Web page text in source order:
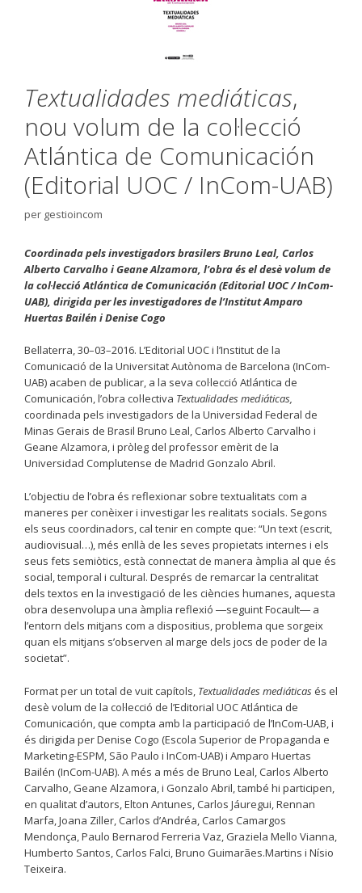
Textualidades mediáticas,
nou volum de la col·lecció
Atlántica de Comunicación
(Editorial UOC / InCom-UAB)
per gestioincom
Coordinada pels investigadors brasilers Bruno Leal, Carlos
Alberto Carvalho i Geane Alzamora, l’obra és el desè volum de
la col·lecció Atlántica de Comunicación (Editorial UOC / InCom-
UAB), dirigida per les investigadores de l’Institut Amparo
Huertas Bailén i Denise Cogo
Bellaterra, 30–03–2016. L’Editorial UOC i l’Institut de la
Comunicació de la Universitat Autònoma de Barcelona (InCom-
UAB) acaben de publicar, a la seva col·lecció Atlántica de
Comunicación, l’obra col·lectiva Textualidades mediáticas,
coordinada pels investigadors de la Universidad Federal de
Minas Gerais de Brasil Bruno Leal, Carlos Alberto Carvalho i
Geane Alzamora, i pròleg del professor emèrit de la
Universidad Complutense de Madrid Gonzalo Abril.
L’objectiu de l’obra és reflexionar sobre textualitats com a
maneres per conèixer i investigar les realitats socials. Segons
els seus coordinadors, cal tenir en compte que: “Un text (escrit,
audiovisual…), més enllà de les seves propietats internes i els
seus fets semiòtics, està connectat de manera àmplia al que és
social, temporal i cultural. Després de remarcar la centralitat
dels textos en la investigació de les ciències humanes, aquesta
obra desenvolupa una àmplia reflexió ―seguint Focault― a
l’entorn dels mitjans com a dispositius, problema que sorgeix
quan els mitjans s’observen al marge dels jocs de poder de la
societat”.
Format per un total de vuit capítols, Textualidades mediáticas és el
desè volum de la col·lecció de l’Editorial UOC Atlántica de
Comunicación, que compta amb la participació de l’InCom-UAB, i
és dirigida per Denise Cogo (Escola Superior de Propaganda e
Marketing-ESPM, São Paulo i InCom-UAB) i Amparo Huertas
Bailén (InCom-UAB). A més a més de Bruno Leal, Carlos Alberto
Carvalho, Geane Alzamora, i Gonzalo Abril, també hi participen,
en qualitat d’autors, Elton Antunes, Carlos Jáuregui, Rennan
Marfa, Joana Ziller, Carlos d’Andréa, Carlos Camargos
Mendonça, Paulo Bernarod Ferreria Vaz, Graziela Mello Vianna,
Humberto Santos, Carlos Falci, Bruno Guimarães.Martins i Nísio
Teixeira.